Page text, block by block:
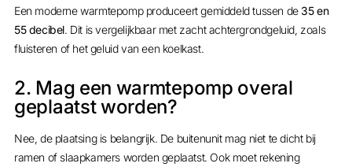
Een moderne warmtepomp produceert gemiddeld tussen de 35 en
55 decibel. Dit is vergelijkbaar met zacht achtergrondgeluid, zoals
fluisteren of het geluid van een koelkast.
2. Mag een warmtepomp overal
geplaatst worden?
Nee, de plaatsing is belangrijk. De buitenunit mag niet te dicht bij
ramen of slaapkamers worden geplaatst. Ook moet rekening